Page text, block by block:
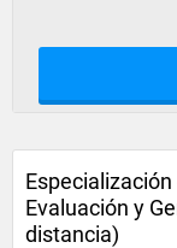
Evaluación y
distancia)